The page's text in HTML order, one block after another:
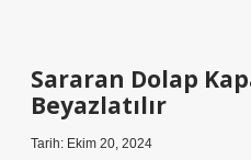
Sararan Dolap
Beyazlatılır
Tarih: Ekim 20, 2024